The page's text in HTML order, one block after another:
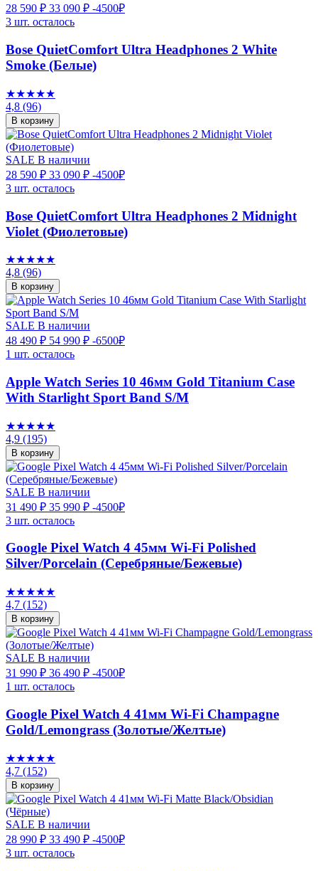
28 590 ₽ 33 090 ₽ -4500₽
3 шт. осталось
Bose QuietComfort Ultra Headphones 2 White
Smoke (Белые)
★★★★★
4,8 (96)
В корзину
SALE В наличии
28 590 ₽ 33 090 ₽ -4500₽
3 шт. осталось
Bose QuietComfort Ultra Headphones 2 Midnight
Violet (Фиолетовые)
★★★★★
4,8 (96)
В корзину
SALE В наличии
48 490 ₽ 54 990 ₽ -6500₽
1 шт. осталось
Apple Watch Series 10 46мм Gold Titanium Case
With Starlight Sport Band S/M
★★★★★
4,9 (195)
В корзину
SALE В наличии
31 490 ₽ 35 990 ₽ -4500₽
3 шт. осталось
Google Pixel Watch 4 45мм Wi-Fi Polished
Silver/Porcelain (Серебряные/Бежевые)
★★★★★
4,7 (152)
В корзину
SALE В наличии
31 990 ₽ 36 490 ₽ -4500₽
1 шт. осталось
Google Pixel Watch 4 41мм Wi-Fi Champagne
Gold/Lemongrass (Золотые/Желтые)
★★★★★
4,7 (152)
В корзину
SALE В наличии
28 990 ₽ 33 490 ₽ -4500₽
3 шт. осталось